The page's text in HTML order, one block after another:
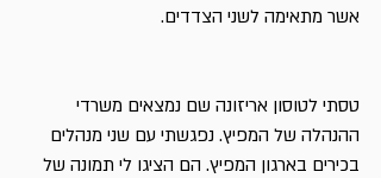
אשר מתאימה לשני הצדדים.
טסתי לטוסון אריזונה שם נמצאים משרדי
ההנהלה של המפיץ. נפגשתי עם שני מנהלים
בכירים בארגון המפיץ. הם הציגו לי תמונה של